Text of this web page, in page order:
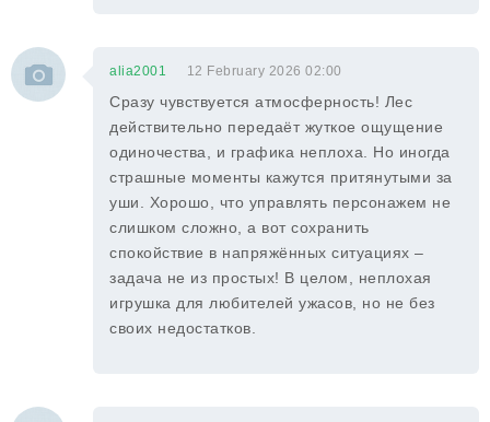
alia2001 12 February 2026 02:00
Сразу чувствуется атмосферность! Лес
действительно передаёт жуткое ощущение
одиночества, и графика неплоха. Но иногда
страшные моменты кажутся притянутыми за
уши. Хорошо, что управлять персонажем не
слишком сложно, а вот сохранить
спокойствие в напряжённых ситуациях –
задача не из простых! В целом, неплохая
игрушка для любителей ужасов, но не без
своих недостатков.